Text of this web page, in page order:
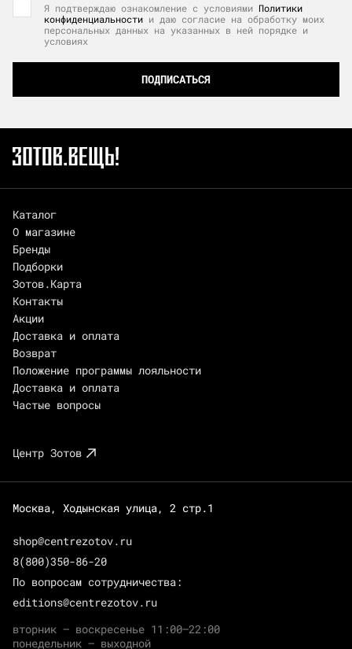
Я подтверждаю ознакомление с условиями Политики
конфиденциальности и даю согласие на обработку моих
персональных данных на указанных в ней порядке и
условиях
ПОДПИСАТЬСЯ
Каталог
О магазине
Бренды
Подборки
Зотов.Карта
Контакты
Акции
Доставка и оплата
Возврат
Положение программы лояльности
Доставка и оплата
Частые вопросы
Центр Зотов
Москва, Ходынская улица, 2 стр.1
shop@centrezotov.ru
8(800)350-86-20
По вопросам сотрудничества:
editions@centrezotov.ru
вторник — воскресенье 11:00–22:00
понедельник — выходной